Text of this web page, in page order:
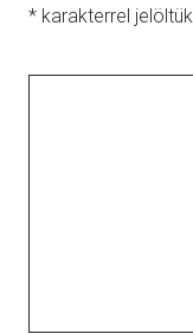
* karakterrel jelöltük